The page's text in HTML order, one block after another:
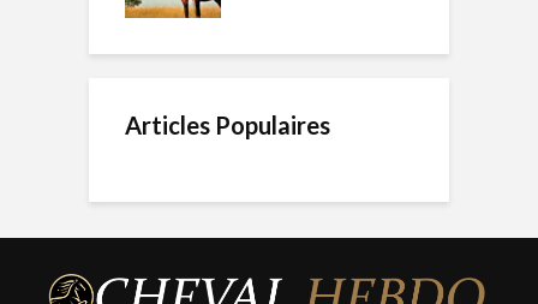
Articles Populaires